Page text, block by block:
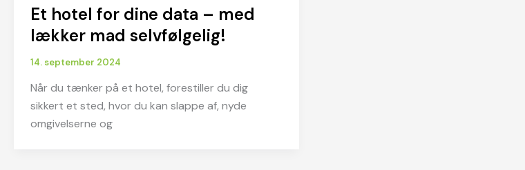
Et hotel for dine data – med
lækker mad selvfølgelig!
14. september 2024
Når du tænker på et hotel, forestiller du dig
sikkert et sted, hvor du kan slappe af, nyde
omgivelserne og